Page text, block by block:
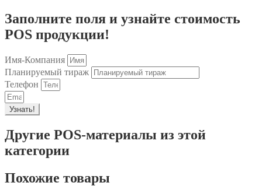
Заполните поля и узнайте стоимость
POS продукции!
Имя-Компания
Планируемый тираж
Телефон
Узнать!
Другие POS-материалы из этой
категории
Похожие товары